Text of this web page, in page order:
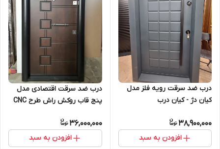
درب ضد سرقت رویه فلز مدل
کیان دژ - کیان درب
38,900,000
افزودن به سبد
درب ضد سرقت اقتصادی مدل
پنج قاب روکش راش طرح CNC
36,000,000
افزودن به سبد